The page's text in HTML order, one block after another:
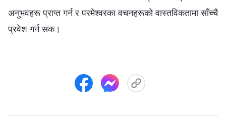
अनुभवहरू प्राप्त गर्न र परमेश्‍वरका वचनहरूको वास्तविकतामा साँच्चै
प्रवेश गर्न सक।